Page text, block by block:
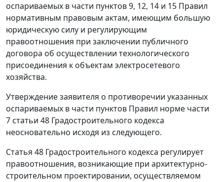
оспариваемых в части пунктов 9, 12, 14 и 15 Правил
нормативным правовым актам, имеющим большую
юридическую силу и регулирующим
правоотношения при заключении публичного
договора об осуществлении технологического
присоединения к объектам электросетевого
хозяйства.
Утверждение заявителя о противоречии указанных
оспариваемых в части пунктов Правил норме части
7 статьи 48 Градостроительного кодекса
неосновательно исходя из следующего.
Статья 48 Градостроительного кодекса регулирует
правоотношения, возникающие при архитектурно-
строительном проектировании, осуществляемом